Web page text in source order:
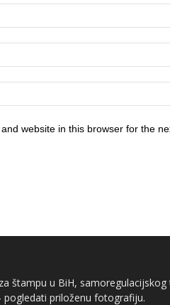
website in this browser for the
štampu u BiH,
pogledati priloženu fotografiju.